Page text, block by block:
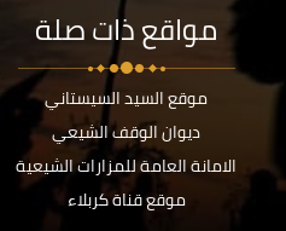
مواقع ذات صلة
موقع السيد السيستاني
ديوان الوقف الشيعي
الامانة العامة للمزارات الشيعية
موقع قناة كربلاء